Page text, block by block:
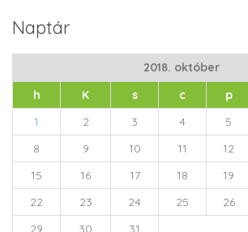
Naptár
2018. október
h
K s c p
1
2 3 4 5
8
9 10 11 12
15
16 17 18 19
22
23 24 25 26
29
30 31